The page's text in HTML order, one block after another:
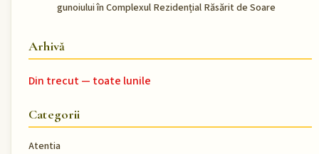
gunoiului în Complexul Rezidențial Răsărit de Soare
Arhivă
Din trecut — toate lunile
Categorii
Atentia